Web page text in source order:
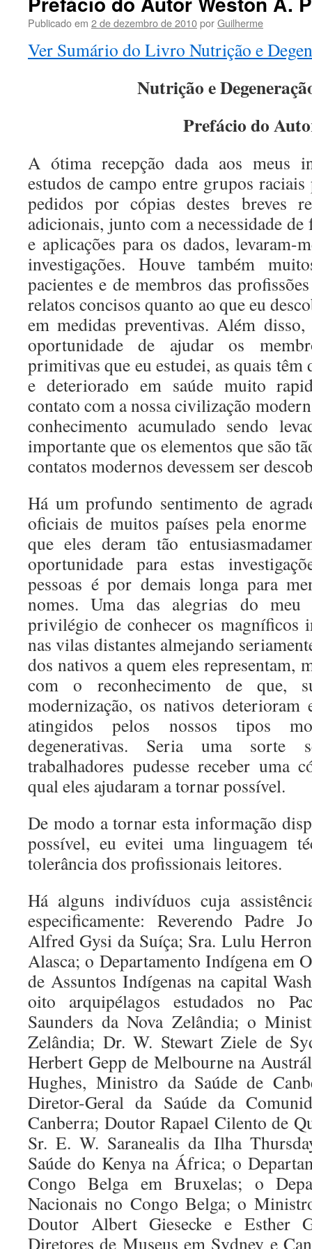
conteúdo
Publicado em 2 de dezembro de 2010porGuilherme
Ver Sumário do Livro Nutrição e
Nutrição e
Prefácio do
A ótima recepção dada aos meus
estudos de campo entre grupos
pedidos por cópias destes breves
adicionais, junto com a necessidade
e aplicações para os dados, levaram-
investigações. Houve também
pacientes e de membros das
relatos concisos quanto ao que eu
em medidas preventivas. Além
oportunidade de ajudar os
primitivas que eu estudei, as quais
e deteriorado em saúde muito
contato com a nossa civilização
conhecimento acumulado sendo
importante que os elementos que são
contatos modernos devessem ser
Há um profundo sentimento de
oficiais de muitos países pela enorme
que eles deram tão
oportunidade para estas
pessoas é por demais longa para
nomes. Uma das alegrias do
privilégio de conhecer os magníficos
nas vilas distantes almejando
dos nativos a quem eles representam,
com o reconhecimento de que,
modernização, os nativos deterioram
atingidos pelos nossos tipos
degenerativas. Seria uma sorte
trabalhadores pudesse receber uma
qual eles ajudaram a tornar possível.
De modo a tornar esta informação
possível, eu evitei uma linguagem
tolerância dos profissionais leitores.
Há alguns indivíduos cuja
especificamente: Reverendo Padre
Alfred Gysi da Suíça; Sra. Lulu
Alasca; o Departamento Indígena em
de Assuntos Indígenas na capital
oito arquipélagos estudados no
Saunders da Nova Zelândia; o
Zelândia; Dr. W. Stewart Ziele de
Herbert Gepp de Melbourne na
Hughes, Ministro da Saúde de
Diretor-Geral da Saúde da
Canberra; Doutor Rapael Cilento de
Sr. E. W. Saranealis da Ilha
Saúde do Kenya na África; o
Congo Belga em Bruxelas; o
Nacionais no Congo Belga; o
Doutor Albert Giesecke e Esther
Diretores de Museus em Sydney e